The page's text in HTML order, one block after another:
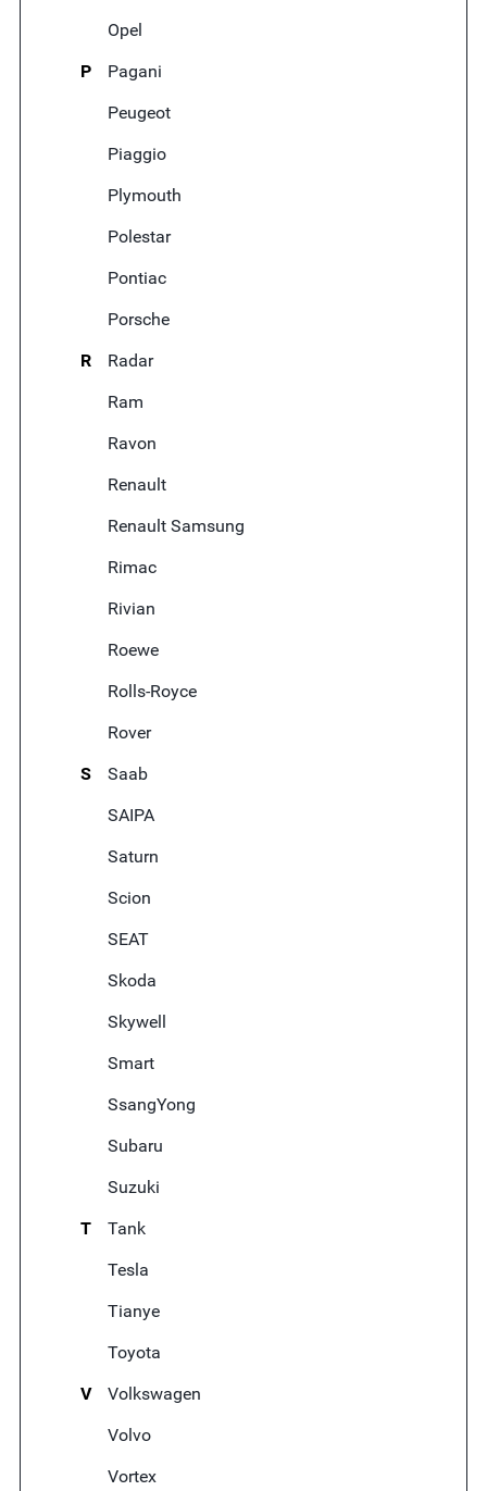
Opel
P
Pagani
Peugeot
Piaggio
Plymouth
Polestar
Pontiac
Porsche
R
Radar
Ram
Ravon
Renault
Renault Samsung
Rimac
Rivian
Roewe
Rolls-Royce
Rover
S
Saab
SAIPA
Saturn
Scion
SEAT
Skoda
Skywell
Smart
SsangYong
Subaru
Suzuki
T
Tank
Tesla
Tianye
Toyota
V
Volkswagen
Volvo
Vortex